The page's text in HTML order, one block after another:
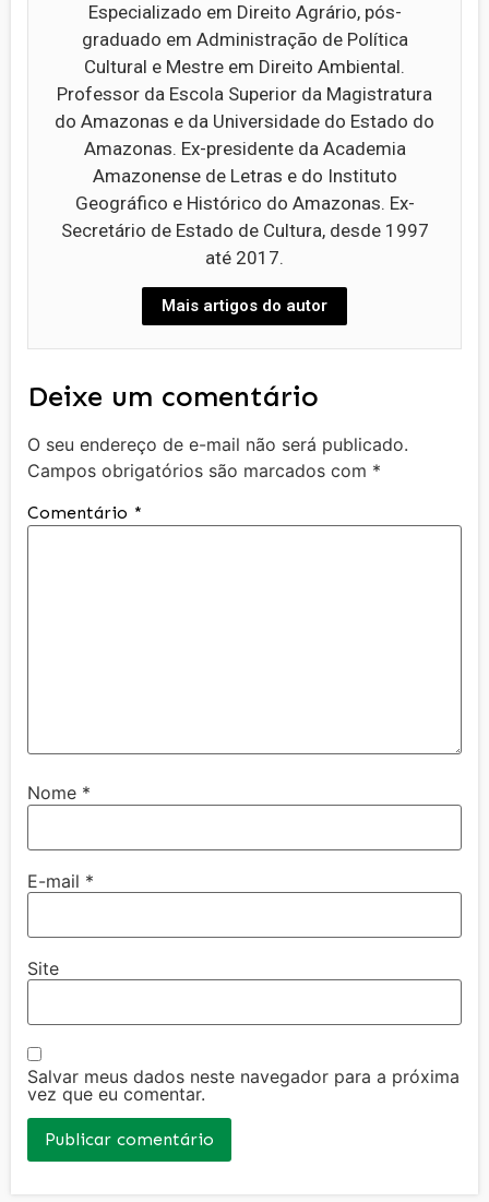
Especializado em Direito Agrário, pós-
graduado em Administração de Política
Cultural e Mestre em Direito Ambiental.
Professor da Escola Superior da Magistratura
do Amazonas e da Universidade do Estado do
Amazonas. Ex-presidente da Academia
Amazonense de Letras e do Instituto
Geográfico e Histórico do Amazonas. Ex-
Secretário de Estado de Cultura, desde 1997
até 2017.
Mais artigos do autor
Deixe um comentário
O seu endereço de e-mail não será publicado.
Campos obrigatórios são marcados com *
Comentário *
Nome *
E-mail *
Site
Salvar meus dados neste navegador para a próxima
vez que eu comentar.